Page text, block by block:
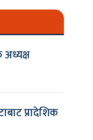
अध्यक्ष
प्रादेशिक